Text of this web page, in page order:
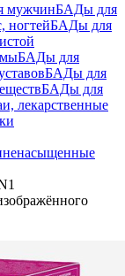
мужчинБАДы для
ногтейБАДы для
БАДы для
БАДы для
БАДы для
лекарственные